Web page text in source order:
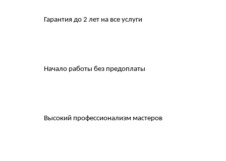
Гарантия до 2 лет на все услуги
Начало работы без предоплаты
Высокий профессионализм мастеров